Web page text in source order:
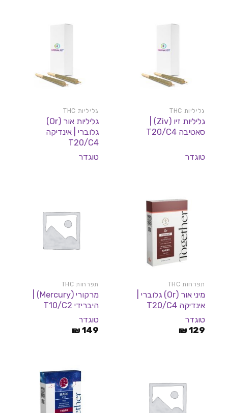
גליליות THC
גליליות זיו (Ziv) |
סאטיבה T20/C4
טוגדר
גליליות THC
גליליות אור (Or)
גלוברי | אינדיקה
T20/C4
טוגדר
תפרחות THC
מיני אור (Or) גלוברי |
אינדיקה T20/C4
טוגדר
129
₪
תפרחות THC
מרקורי (Mercury) |
היברידי T10/C2
טוגדר
149
₪